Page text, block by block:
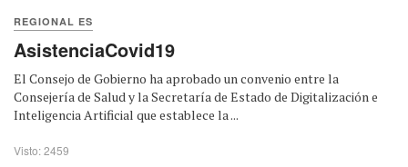
REGIONAL ES
AsistenciaCovid19
El Consejo de Gobierno ha aprobado un convenio entre la
Consejería de Salud y la Secretaría de Estado de Digitalización e
Inteligencia Artificial que establece la ...
Visto: 2459